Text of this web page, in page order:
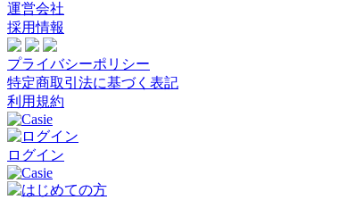
運営会社
採用情報
プライバシーポリシー
特定商取引法に基づく表記
利用規約
ログイン